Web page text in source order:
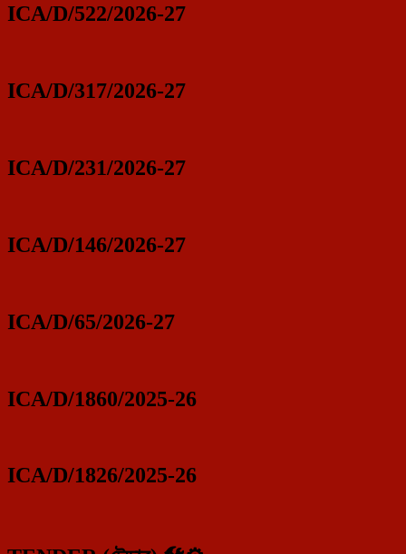
ICA/D/522/2026-27
ICA/D/317/2026-27
ICA/D/231/2026-27
ICA/D/146/2026-27
ICA/D/65/2026-27
ICA/D/1860/2025-26
ICA/D/1826/2025-26